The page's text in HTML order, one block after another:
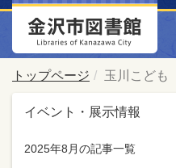
トップページ 玉川こども
イベント・展示情報
2025年8月の記事一覧